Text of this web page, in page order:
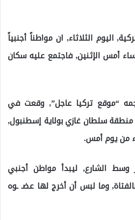
اليوم الثلاثاء, ان مواطناً أجنبياً
أمس الإثنين, فاجتمع عليه سكان
“موقع تركيا عاجل”, وقعت في
سلطان غازي بولاية إسطنبول,
من يوم أمس.
الشارع, ليبدأ مواطن أجنبي
وما لبس أن أخرج لها عضـ ـوه